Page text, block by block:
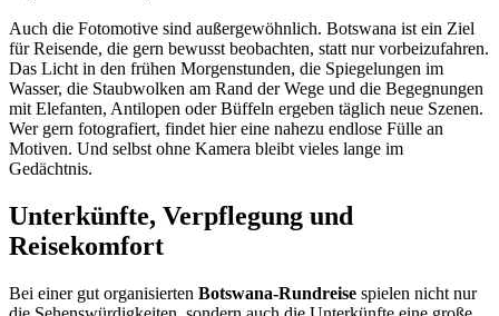
Auch die Fotomotive sind außergewöhnlich. Botswana ist ein Ziel
für Reisende, die gern bewusst beobachten, statt nur vorbeizufahren.
Das Licht in den frühen Morgenstunden, die Spiegelungen im
Wasser, die Staubwolken am Rand der Wege und die Begegnungen
mit Elefanten, Antilopen oder Büffeln ergeben täglich neue Szenen.
Wer gern fotografiert, findet hier eine nahezu endlose Fülle an
Motiven. Und selbst ohne Kamera bleibt vieles lange im
Gedächtnis.
Unterkünfte, Verpflegung und
Reisekomfort
Bei einer gut organisierten Botswana-Rundreise spielen nicht nur